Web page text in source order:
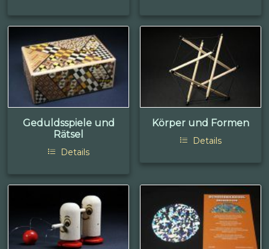
Geduldsspiele und
Rätsel
Details
Körper und Formen
Details